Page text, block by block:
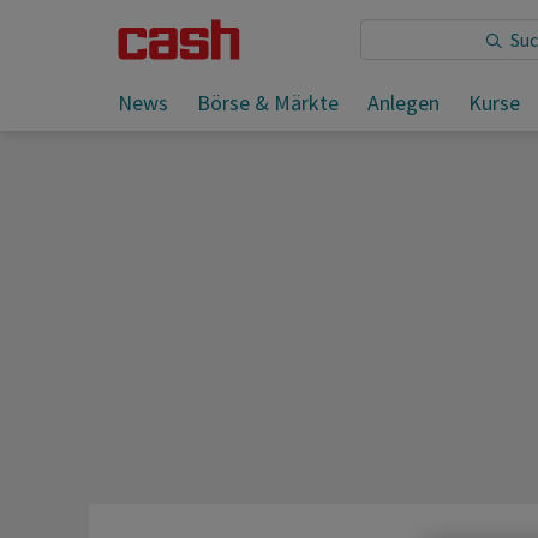
News Börse & Märkte Anlegen Kurse
Sie lesen: